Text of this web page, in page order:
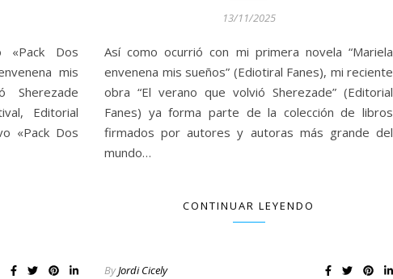
«Pack Dos
mis
Editorial
«Pack Dos
13/11/2025
Así como ocurrió con mi primera novela “Mariela
envenena mis sueños” (Ediotiral Fanes), mi reciente
obra “El verano que volvió Sherezade” (Editorial
Fanes) ya forma parte de la colección de libros
firmados por autores y autoras más grande del
mundo…
CONTINUAR LEYENDO
ByJordi Cicely